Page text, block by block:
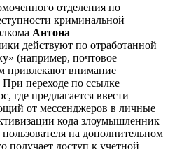
отделения по
криминальной
Антона
действуют по отработанной
(например, почтовое
привлекают внимание
При переходе по ссылке
где предлагается ввести
от мессенджеров в личные
кода злоумышленник
на дополнительном
получает доступ к учетной